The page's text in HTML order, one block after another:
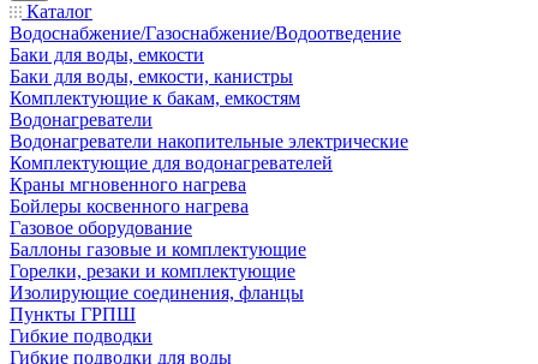
Каталог
Водоснабжение/Газоснабжение/Водоотведение
Баки для воды, емкости
Баки для воды, емкости, канистры
Комплектующие к бакам, емкостям
Водонагреватели
Водонагреватели накопительные электрические
Комплектующие для водонагревателей
Краны мгновенного нагрева
Бойлеры косвенного нагрева
Газовое оборудование
Баллоны газовые и комплектующие
Горелки, резаки и комплектующие
Изолирующие соединения, фланцы
Пункты ГРПШ
Гибкие подводки
Гибкие подводки для воды